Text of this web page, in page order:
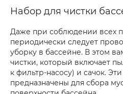
Набор для чистки
Даже при соблюдении всех
периодически следует
уборку в бассейне. В этом
чистки, который включает
к фильтр-насосу) и сачок.
предназначены для сбора